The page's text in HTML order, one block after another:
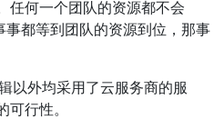
任何一个团队的资源都不会
都等到团队的资源到位，那事
以外均采用了云服务商的服
行性。